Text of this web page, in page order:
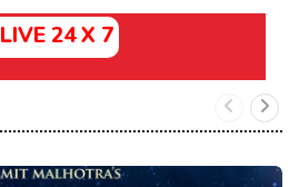
LIVE 24 X 7